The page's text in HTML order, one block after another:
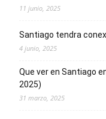
11 junio, 2025
Santiago tendra
4 junio, 2025
Que ver en Santiago
2025)
31 marzo, 2025